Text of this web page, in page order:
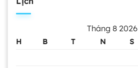
Tháng 8 2026
H B T N S